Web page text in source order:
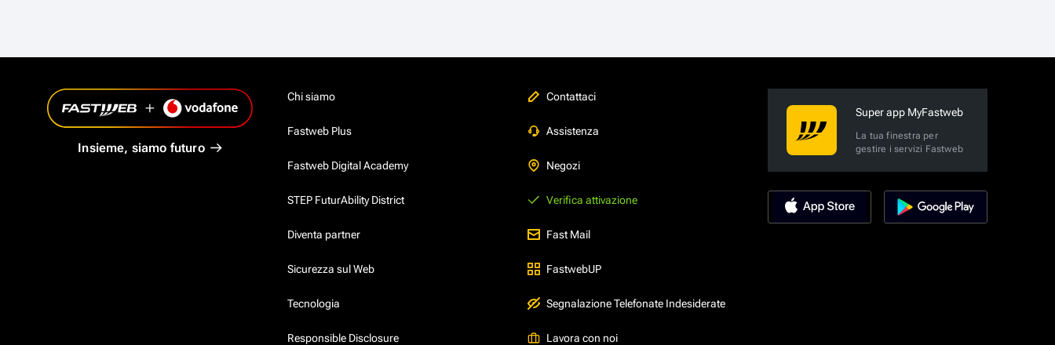
Insieme, siamo futuro
Chi siamo
Fastweb Plus
Fastweb Digital Academy
STEP FuturAbility District
Diventa partner
Sicurezza sul Web
Tecnologia
Responsible Disclosure
Contattaci
Assistenza
Negozi
Verifica attivazione
Fast Mail
FastwebUP
Segnalazione Telefonate Indesiderate
Lavora con noi
Super app MyFastweb
La tua finestra per
gestire i servizi Fastweb